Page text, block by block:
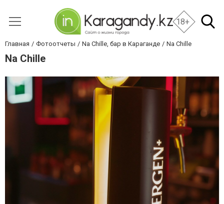
18+
Главная Фотоотчеты Na Chille, бар в Караганде Na Chille
Na Chille